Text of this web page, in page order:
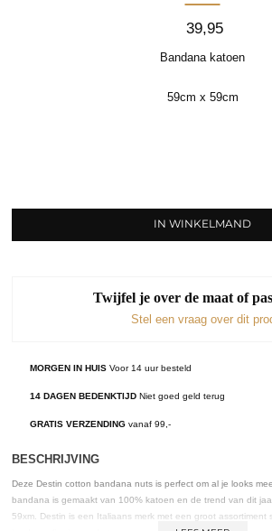
39,95
Bandana katoen
59cm x 59cm
IN WINKELMAND
Twijfel je over de maat of
Stel een vraag over dit
MORGEN IN HUISVoor 14 uur besteld
14 DAGEN BEDENKTIJDNiet goed geld terug
GRATIS VERZENDINGvanaf 99,-
BESCHRIJVING
Deze Destin cotton bandana nuts is perfect om al je looks
bandana is gemaakt van 100% katoen en de trend van dit
59xm. Destin is een Italiaans merk met een groot assortiment